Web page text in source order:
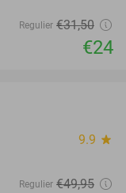
Regulier €31,50
€24
9.9 star
Regulier €49,95